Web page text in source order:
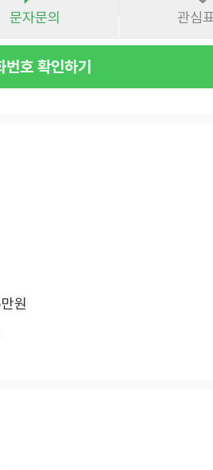
문자문의 관심
번호 확인하기
원